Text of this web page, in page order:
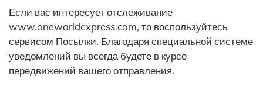
Если вас интересует отслеживание
www.oneworldexpress.com, то воспользуйтесь
сервисом Посылки. Благодаря специальной системе
уведомлений вы всегда будете в курсе
передвижений вашего отправления.